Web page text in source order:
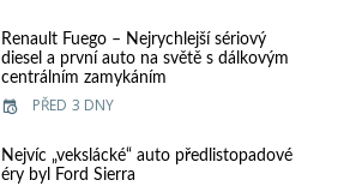
Renault Fuego – Nejrychlejší sériový
diesel a první auto na světě s dálkovým
centrálním zamykáním
PŘED 3 DNY
Nejvíc „vekslácké“ auto předlistopadové
éry byl Ford Sierra